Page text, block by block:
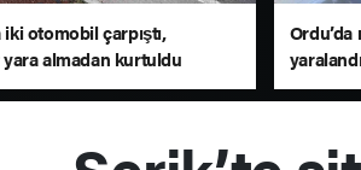
iki otomobil çarpıştı,
almadan kurtuldu